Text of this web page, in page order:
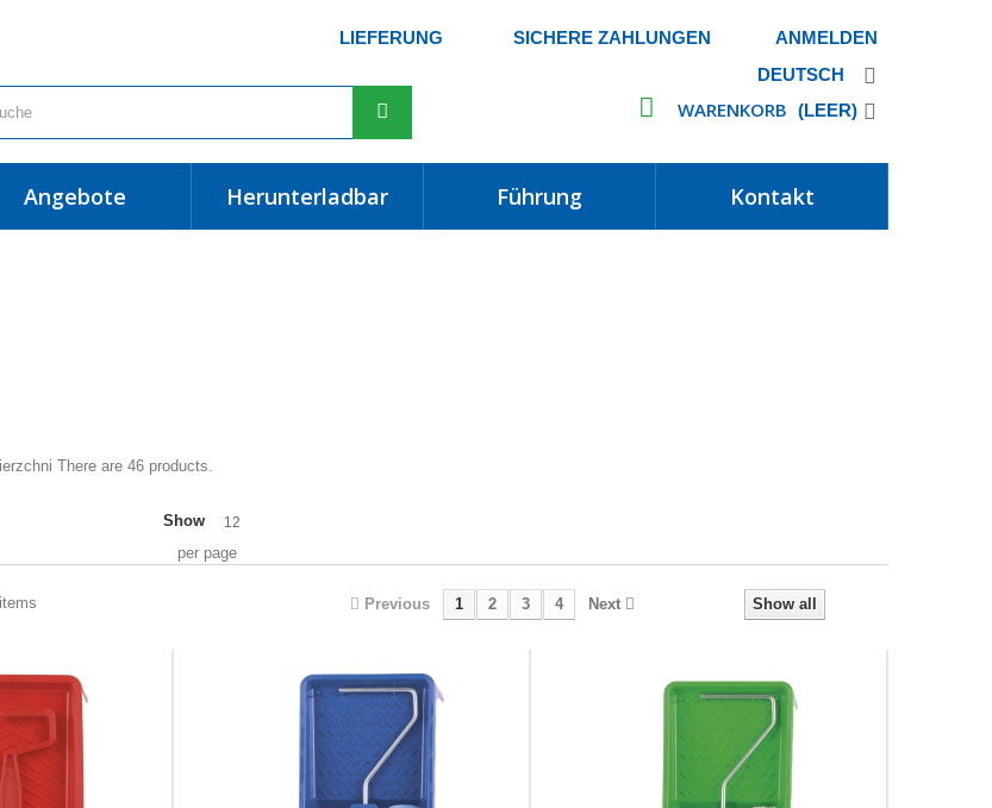
ANMELDEN
SICHERE ZAHLUNGEN
LIEFERUNG
DEUTSCH
WARENKORB (LEER)
angebote herunterladbar führung kontakt
There are 46 products.
Show 12
per page
Show all
Previous 1 2 3 4 Next